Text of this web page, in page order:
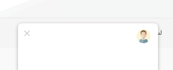
لپ تاپ استوک